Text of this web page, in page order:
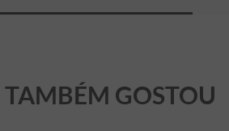
GOSTOU